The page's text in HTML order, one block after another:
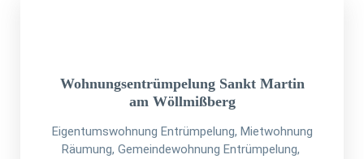
Wohnungsentrümpelung Sankt Martin
am Wöllmißberg
Eigentumswohnung Entrümpelung, Mietwohnung
Räumung, Gemeindewohnung Entrümpelung,